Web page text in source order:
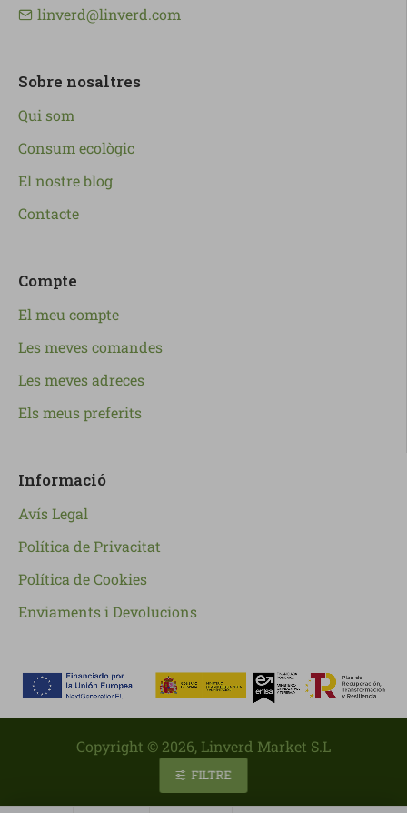
linverd@linverd.com
Sobre nosaltres
Qui som
Consum ecològic
El nostre blog
Contacte
Compte
El meu compte
Les meves comandes
Les meves adreces
Els meus preferits
Informació
Avís Legal
Política de Privacitat
Política de Cookies
Enviaments i Devolucions
Copyright © 2026, Linverd Market S.L
FILTRE